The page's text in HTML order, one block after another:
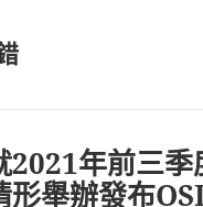
2021年前三季
形舉辦發布